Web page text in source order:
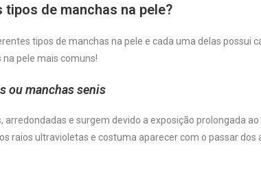
tipos de manchas na pele?
tipos de manchas na pele e cada uma delas possui
na pele mais comuns!
ou manchas senis
arredondadas e surgem devido a exposição prolongada
raios ultravioletas e costuma aparecer com o passar dos